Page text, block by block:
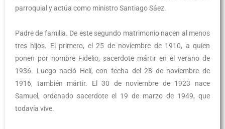
parroquial y actúa como ministro Santiago Sáez.
Padre de familia. De este segundo matrimonio nacen al menos
tres hijos. El primero, el 25 de noviembre de 1910, a quien
ponen por nombre Fidelio, sacerdote mártir en el verano de
1936. Luego nació Helí, con fecha del 28 de noviembre de
1916, también mártir. El 30 de noviembre de 1923 nace
Samuel, ordenado sacerdote el 19 de marzo de 1949, que
todavía vive.